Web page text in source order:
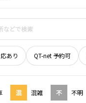
あり QT-net 予約可
混 混雑 不 不明